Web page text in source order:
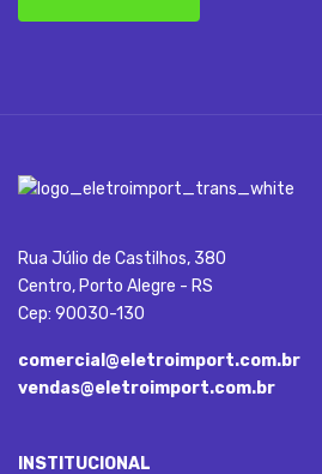
Rua Júlio de Castilhos, 380
Centro, Porto Alegre - RS
Cep: 90030-130
comercial@eletroimport.com.br
vendas@eletroimport.com.br
INSTITUCIONAL